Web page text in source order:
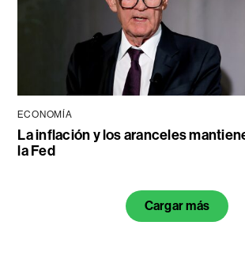
ECONOMÍA
La inflación y los aranceles
la Fed
Cargar más